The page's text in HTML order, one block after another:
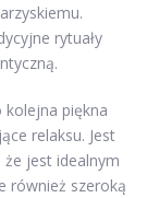
rytuały
piękna
relaksu. Jest
jest idealnym
również szeroką